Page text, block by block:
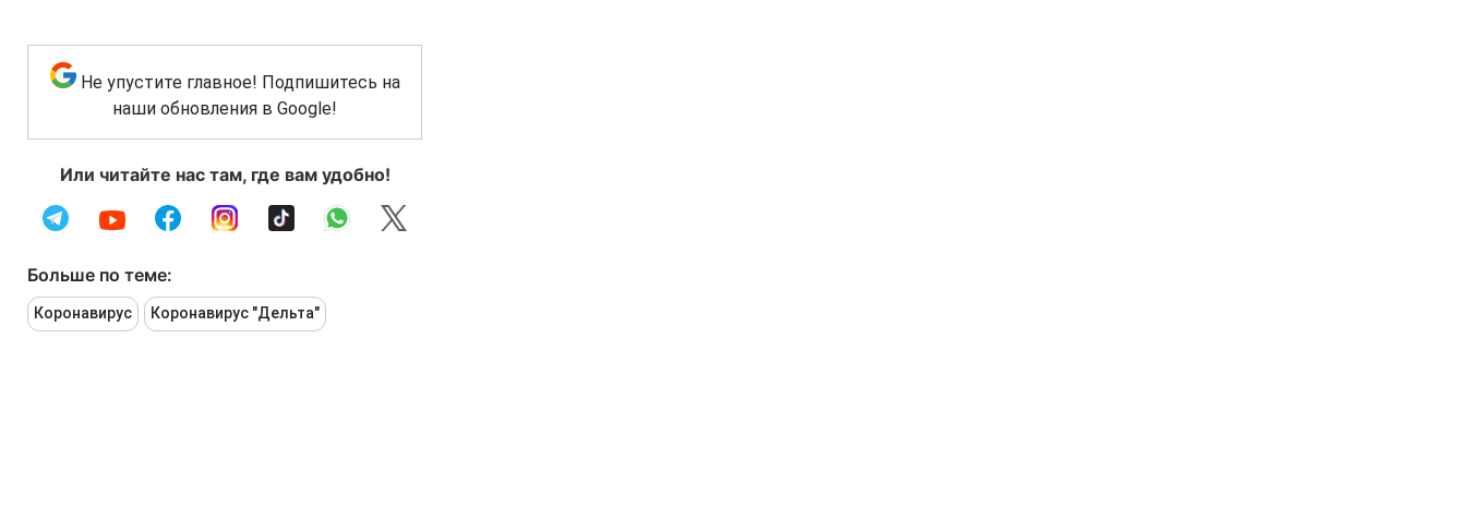
Не упустите главное! Подпишитесь на
наши обновления в Google!
Или читайте нас там, где вам удобно!
Больше по теме:
Коронавирус Коронавирус "Дельта"